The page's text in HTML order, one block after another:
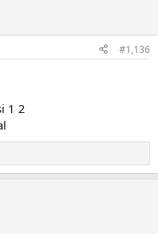
#1,136
1 2